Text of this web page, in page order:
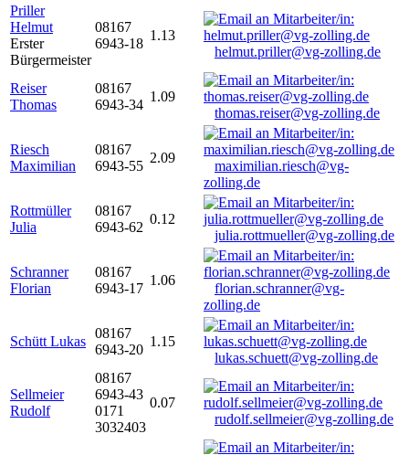
Priller
Helmut
Erster
Bürgermeister
08167
6943-18
1.13
helmut.priller@vg-zolling.de
Reiser
Thomas
08167
6943-34
1.09
thomas.reiser@vg-zolling.de
Riesch
Maximilian
08167
6943-55
2.09
maximilian.riesch@vg-
zolling.de
Rottmüller
Julia
08167
6943-62
0.12
julia.rottmueller@vg-zolling.de
Schranner
Florian
08167
6943-17
1.06
florian.schranner@vg-
zolling.de
Schütt Lukas
08167
6943-20
1.15
lukas.schuett@vg-zolling.de
Sellmeier
Rudolf
08167
6943-43
0171
3032403
0.07
rudolf.sellmeier@vg-zolling.de